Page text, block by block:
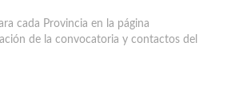
cada Provincia en la página
de la convocatoria y contactos del